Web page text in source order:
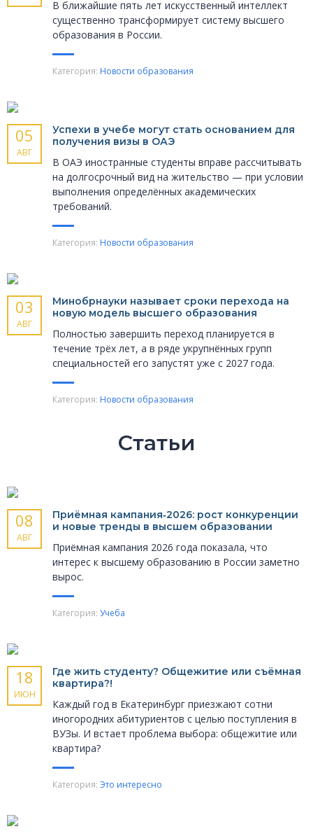
В ближайшие пять лет искусственный интеллект
существенно трансформирует систему высшего
образования в России.
Категория: Новости образования
05
АВГ
Успехи в учебе могут стать основанием для
получения визы в ОАЭ
В ОАЭ иностранные студенты вправе рассчитывать
на долгосрочный вид на жительство — при условии
выполнения определённых академических
требований.
Категория: Новости образования
03
АВГ
Минобрнауки называет сроки перехода на
новую модель высшего образования
Полностью завершить переход планируется в
течение трёх лет, а в ряде укрупнённых групп
специальностей его запустят уже с 2027 года.
Категория: Новости образования
Статьи
08
АВГ
Приёмная кампания‑2026: рост конкуренции
и новые тренды в высшем образовании
Приёмная кампания 2026 года показала, что
интерес к высшему образованию в России заметно
вырос.
Категория: Учеба
18
ИЮН
Где жить студенту? Общежитие или съёмная
квартира?!
Каждый год в Екатеринбург приезжают сотни
иногородних абитуриентов с целью поступления в
ВУЗы. И встает проблема выбора: общежитие или
квартира?
Категория: Это интересно